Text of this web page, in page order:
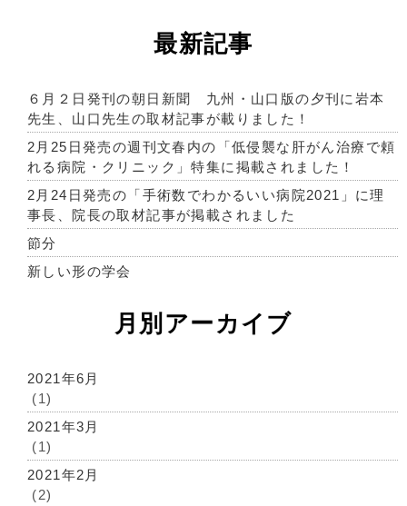
最新記事
６月２日発刊の朝日新聞 九州・山口版の夕刊に岩本
先生、山口先生の取材記事が載りました！
2月25日発売の週刊文春内の「低侵襲な肝がん治療で頼
れる病院・クリニック」特集に掲載されました！
2月24日発売の「手術数でわかるいい病院2021」に理
事長、院長の取材記事が掲載されました
節分
新しい形の学会
月別アーカイブ
2021年6月
(1)
2021年3月
(1)
2021年2月
(2)